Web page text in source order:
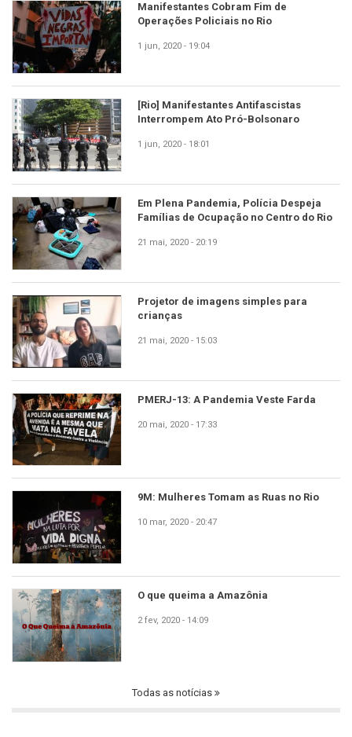
Manifestantes Cobram Fim de
Operações Policiais no Rio
1 jun, 2020 - 19:04
[Rio] Manifestantes Antifascistas
Interrompem Ato Pró-Bolsonaro
1 jun, 2020 - 18:01
Em Plena Pandemia, Polícia Despeja
Famílias de Ocupação no Centro do Rio
21 mai, 2020 - 20:19
Projetor de imagens simples para
crianças
21 mai, 2020 - 15:03
PMERJ-13: A Pandemia Veste Farda
20 mai, 2020 - 17:33
9M: Mulheres Tomam as Ruas no Rio
10 mar, 2020 - 20:47
O que queima a Amazônia
2 fev, 2020 - 14:09
Todas as notícias